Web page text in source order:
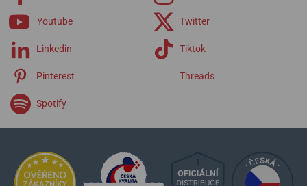
Youtube Twitter
Linkedin Tiktok
Pinterest Threads
Spotify